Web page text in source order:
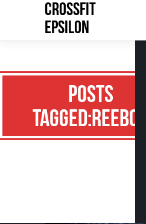
CrossFit
Epsilon
Posts
Tagged:Reebok